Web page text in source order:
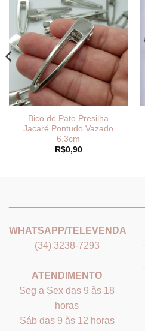
Bico de Pato Presilha
Jacaré Pontudo Vazado
6.3cm
R$0,90
WHATSAPP/TELEVENDA
(34) 3238-7293
ATENDIMENTO
Seg a Sex das 9 às 18
horas
Sáb das 9 às 12 horas